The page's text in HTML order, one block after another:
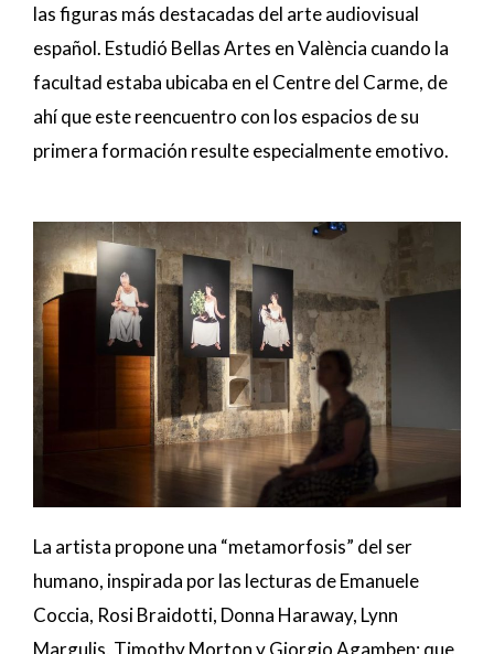
las figuras más destacadas del arte audiovisual
español. Estudió Bellas Artes en València cuando la
facultad estaba ubicaba en el Centre del Carme, de
ahí que este reencuentro con los espacios de su
primera formación resulte especialmente emotivo.
La artista propone una “metamorfosis” del ser
humano, inspirada por las lecturas de Emanuele
Coccia, Rosi Braidotti, Donna Haraway, Lynn
Margulis, Timothy Morton y Giorgio Agamben; que